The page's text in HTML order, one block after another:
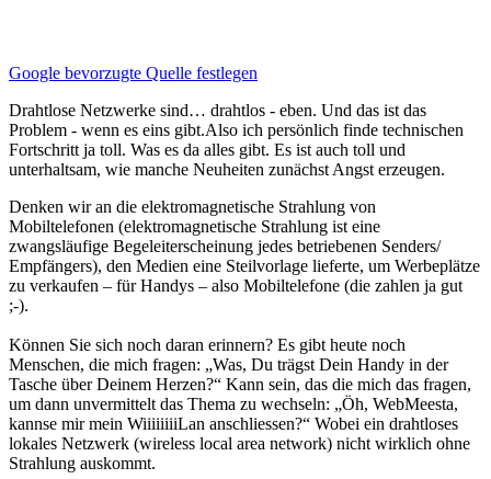
Google bevorzugte Quelle festlegen
Drahtlose Netzwerke sind… drahtlos - eben. Und das ist das
Problem - wenn es eins gibt.Also ich persönlich finde technischen
Fortschritt ja toll. Was es da alles gibt. Es ist auch toll und
unterhaltsam, wie manche Neuheiten zunächst Angst erzeugen.
Denken wir an die elektromagnetische Strahlung von
Mobiltelefonen (elektromagnetische Strahlung ist eine
zwangsläufige Begeleiterscheinung jedes betriebenen Senders/
Empfängers), den Medien eine Steilvorlage lieferte, um Werbeplätze
zu verkaufen – für Handys – also Mobiltelefone (die zahlen ja gut
;-).
Können Sie sich noch daran erinnern? Es gibt heute noch
Menschen, die mich fragen: „Was, Du trägst Dein Handy in der
Tasche über Deinem Herzen?“ Kann sein, das die mich das fragen,
um dann unvermittelt das Thema zu wechseln: „Öh, WebMeesta,
kannse mir mein WiiiiiiiiLan anschliessen?“ Wobei ein drahtloses
lokales Netzwerk (wireless local area network) nicht wirklich ohne
Strahlung auskommt.